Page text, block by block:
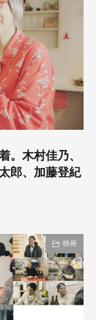
。木村佳乃、
郎、加藤登紀
映画